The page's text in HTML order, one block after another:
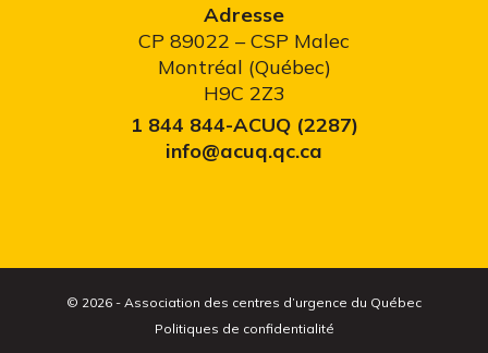
Adresse
CP 89022 – CSP Malec
Montréal (Québec)
H9C 2Z3
1 844 844-ACUQ (2287)
info@acuq.qc.ca
© 2026 - Association des centres d’urgence du Québec
Politiques de confidentialité